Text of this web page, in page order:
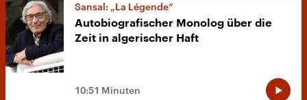
Sansal: „La Légende“
Autobiografischer Monolog über die
Zeit in algerischer Haft
10:51 Minuten